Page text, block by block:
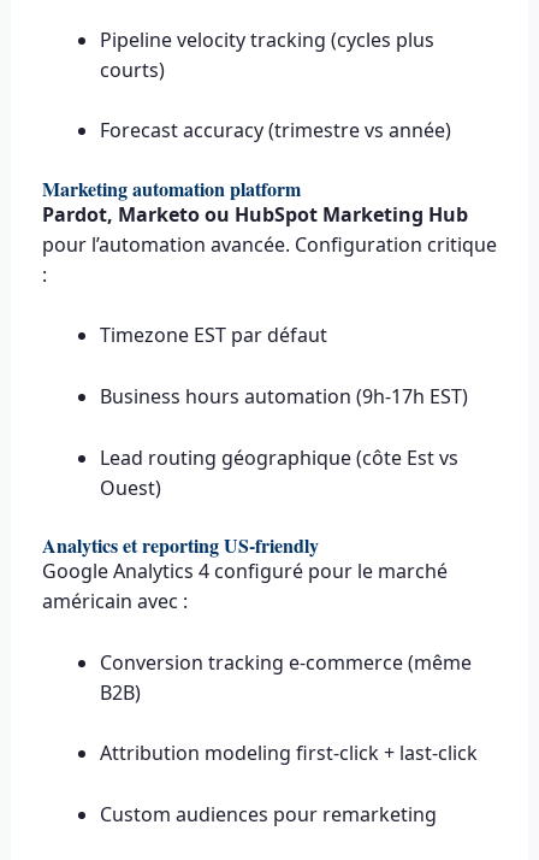
Pipeline velocity tracking (cycles plus
courts)
Forecast accuracy (trimestre vs année)
Marketing automation platform
Pardot, Marketo ou HubSpot Marketing Hub
pour l’automation avancée. Configuration critique
:
Timezone EST par défaut
Business hours automation (9h-17h EST)
Lead routing géographique (côte Est vs
Ouest)
Analytics et reporting US-friendly
Google Analytics 4 configuré pour le marché
américain avec :
Conversion tracking e-commerce (même
B2B)
Attribution modeling first-click + last-click
Custom audiences pour remarketing